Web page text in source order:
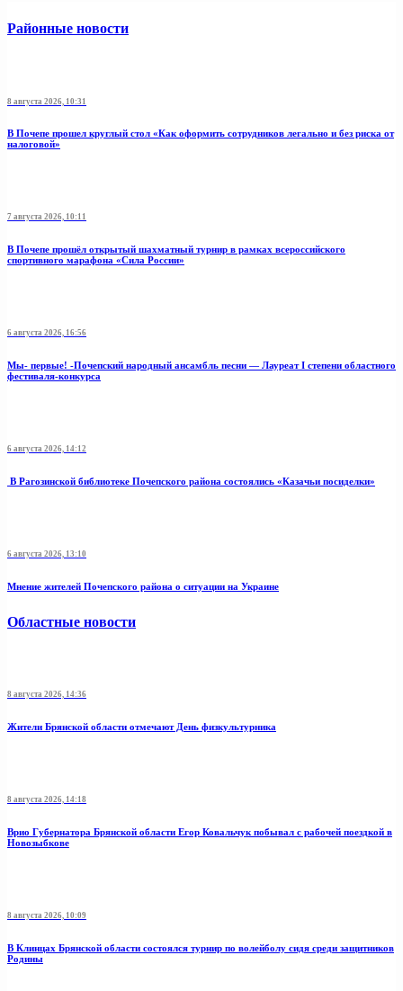
Районные новости
8 августа 2026, 10:31
В Почепе прошел круглый стол «Как оформить сотрудников легально и без риска от
налоговой»
7 августа 2026, 10:11
В Почепе прошёл открытый шахматный турнир в рамках всероссийского
спортивного марафона «Сила России»
6 августа 2026, 16:56
Мы- первые! -Почепский народный ансамбль песни — Лауреат I степени областного
фестиваля-конкурса
6 августа 2026, 14:12
В Рагозинской библиотеке Почепского района состоялись «Казачьи посиделки»
6 августа 2026, 13:10
Мнение жителей Почепского района о ситуации на Украине
Областные новости
8 августа 2026, 14:36
Жители Брянской области отмечают День физкультурника
8 августа 2026, 14:18
Врио Губернатора Брянской области Егор Ковальчук побывал с рабочей поездкой в
Новозыбкове
8 августа 2026, 10:09
В Клинцах Брянской области состоялся турнир по волейболу сидя среди защитников
Родины